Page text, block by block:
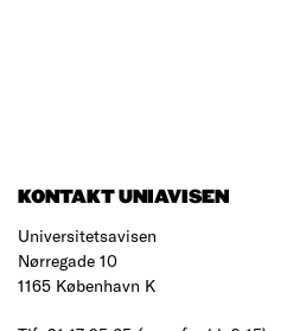
KONTAKT UNIAVISEN
Universitetsavisen
Nørregade 10
1165 København K